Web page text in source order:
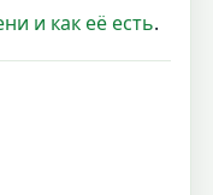
и как её есть.